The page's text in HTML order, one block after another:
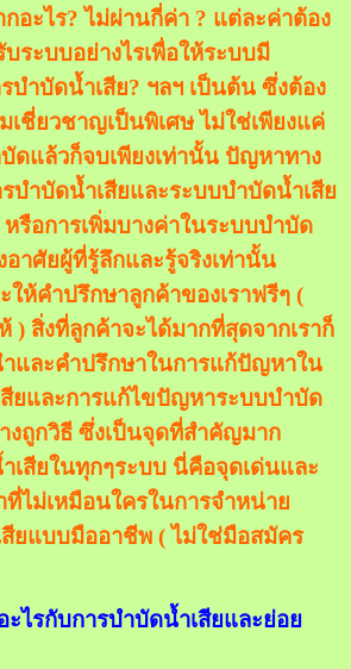
อะไร? ไม่ผ่านกี่ค่า ? แต่ละค่าต้อง
ระบบอย่างไรเพื่อให้ระบบมี
บำบัดน้ำเสีย? ฯลฯ เป็นต้น ซึ่งต้อง
เชี่ยวชาญเป็นพิเศษ ไม่ใช่เพียงแค่
ดแล้วก็จบเพียงเท่านั้น ปัญหาทาง
บำบัดน้ำเสียและระบบบำบัดน้ำเสีย
รือการเพิ่มบางค่าในระบบบำบัด
าศัยผู้ที่รู้ลึกและรู้จริงเท่านั้น
ให้คำปรึกษาลูกค้าของเราฟรีๆ (
)สิ่งที่ลูกค้าจะได้มากที่สุดจากเราก็
และคำปรึกษาในการแก้ปัญหาใน
สียและการแก้ไขปัญหาระบบบำบัด
งถูกวิธี ซึ่งเป็นจุดที่สำคัญมาก
เสียในทุกๆระบบ นี่คือจุดเด่นและ
ที่ไม่เหมือนใครในการจำหน่าย
ยแบบมืออาชีพ ( ไม่ใช่มือสมัคร
ะไรกับการบำบัดน้ำเสียและย่อย